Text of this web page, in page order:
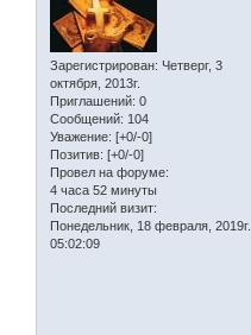
Зарегистрирован: Четверг, 3
октября, 2013г.
Приглашений: 0
Сообщений: 104
Уважение: [+0/-0]
Позитив: [+0/-0]
Провел на форуме:
4 часа 52 минуты
Последний визит:
Понедельник, 18 февраля, 2019г.
05:02:09